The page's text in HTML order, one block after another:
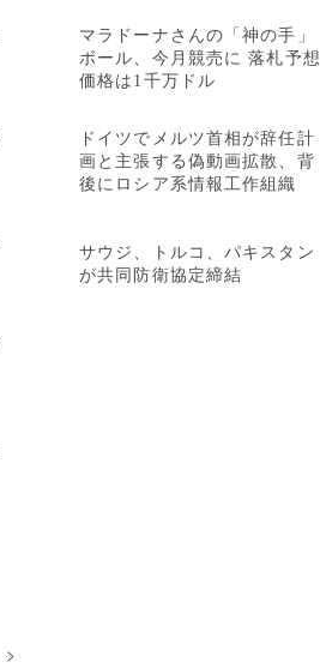
>
マラドーナさんの「神の手」
ボール、今月競売に 落札予想
価格は1千万ドル
ドイツでメルツ首相が辞任計
画と主張する偽動画拡散、背
後にロシア系情報工作組織
サウジ、トルコ、パキスタン
が共同防衛協定締結